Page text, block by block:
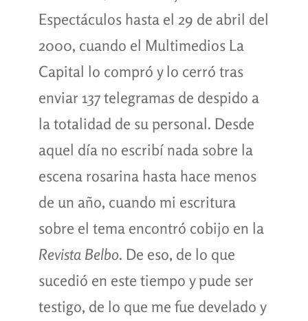
Espectáculos hasta el 29 de abril del
2000, cuando el Multimedios La
Capital lo compró y lo cerró tras
enviar 137 telegramas de despido a
la totalidad de su personal. Desde
aquel día no escribí nada sobre la
escena rosarina hasta hace menos
de un año, cuando mi escritura
sobre el tema encontró cobijo en la
Revista Belbo. De eso, de lo que
sucedió en este tiempo y pude ser
testigo, de lo que me fue develado y